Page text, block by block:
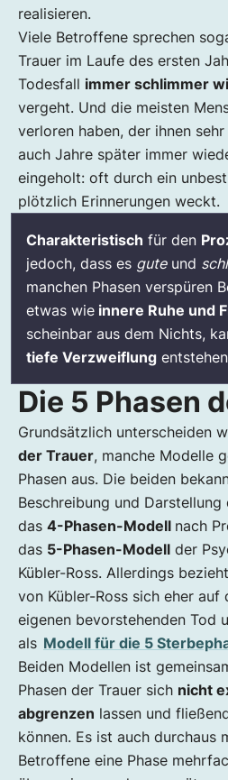
realisieren.
Viele Betroffene sprechen
Trauer im Laufe des ersten
Todesfall immer schlimmer
vergeht. Und die meisten
verloren haben, der ihnen
auch Jahre später immer
eingeholt: oft durch ein
plötzlich Erinnerungen weckt.
Charakteristisch für den
jedoch, dass es guteund
manchen Phasen verspüren
etwas wie innere Ruhe und
scheinbar aus dem Nichts,
tiefe Verzweiflung
Die 5 Phasen
Grundsätzlich unterscheiden
der Trauer, manche Modelle
Phasen aus. Die beiden
Beschreibung und Darstellung
das 4-Phasen-Modell nach
das 5-Phasen-Modell der
Kübler-Ross. Allerdings
von Kübler-Ross sich eher auf
eigenen bevorstehenden Tod
als Modell für die 5
Beiden Modellen ist
Phasen der Trauer sich nicht
abgrenzen lassen und
können. Es ist auch durchaus
Betroffene eine Phase